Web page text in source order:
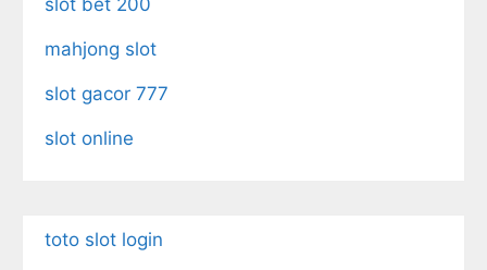
slot bet 200
mahjong slot
slot gacor 777
slot online
toto slot login